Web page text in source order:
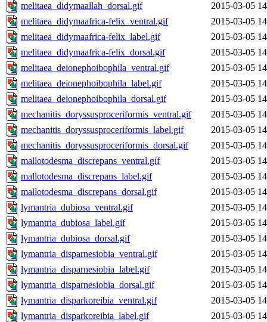
melitaea_didymaallah_dorsal.gif
2015-03-05
melitaea_didymaafrica-felix_ventral.gif
2015-03-05
melitaea_didymaafrica-felix_label.gif
2015-03-05
melitaea_didymaafrica-felix_dorsal.gif
2015-03-05
melitaea_deionephoibophila_ventral.gif
2015-03-05
melitaea_deionephoibophila_label.gif
2015-03-05
melitaea_deionephoibophila_dorsal.gif
2015-03-05
mechanitis_doryssusproceriformis_ventral.gif
2015-03-05
mechanitis_doryssusproceriformis_label.gif
2015-03-05
mechanitis_doryssusproceriformis_dorsal.gif
2015-03-05
mallotodesma_discrepans_ventral.gif
2015-03-05
mallotodesma_discrepans_label.gif
2015-03-05
mallotodesma_discrepans_dorsal.gif
2015-03-05
lymantria_dubiosa_ventral.gif
2015-03-05
lymantria_dubiosa_label.gif
2015-03-05
lymantria_dubiosa_dorsal.gif
2015-03-05
lymantria_disparnesiobia_ventral.gif
2015-03-05
lymantria_disparnesiobia_label.gif
2015-03-05
lymantria_disparnesiobia_dorsal.gif
2015-03-05
lymantria_disparkoreibia_ventral.gif
2015-03-05
lymantria_disparkoreibia_label.gif
2015-03-05